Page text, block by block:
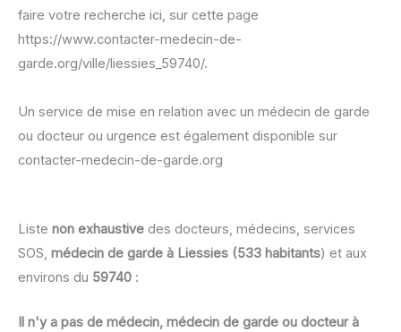
faire votre recherche ici, sur cette page
https://www.contacter-medecin-de-
garde.org/ville/liessies_59740/.
Un service de mise en relation avec un médecin de garde
ou docteur ou urgence est également disponible sur
contacter-medecin-de-garde.org
Liste non exhaustive des docteurs, médecins, services
SOS, médecin de garde à Liessies (533 habitants) et aux
environs du 59740 :
Il n'y a pas de médecin, médecin de garde ou docteur à